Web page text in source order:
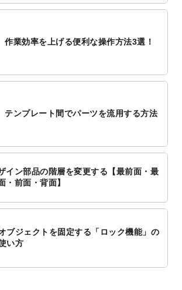
しました。
レートを追加しました。
追加しました。
年賀ポスターのデザインテンプレートを公
チラシ作成からポスティング配布注文まで
2023年版1月始まりのカレンダーデザイン
コンサートのチラシデザインテンプレート
年賀状のデザインテンプレート
喪中はがきのデザインテンプレートを公開
作業効率を上げる便利な操作方法3選！
テンプレート間でパーツを流用する方法
イン部品の階層を変更する【最前面・最
・前面・背面】
ブジェクトを固定する「ロック機能」の
い方